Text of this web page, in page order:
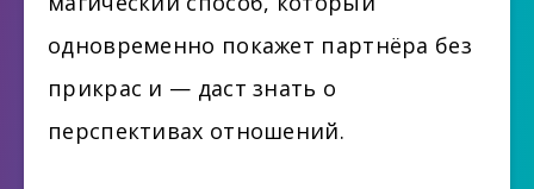
одновременно покажет партнёра без
прикрас и — даст знать о
перспективах отношений.